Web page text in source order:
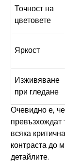
Точност на
цветовете
Яркост
Изживяване
при гледане
Очевидно е,
превъзхождат
всяка
контраста до
детайлите.